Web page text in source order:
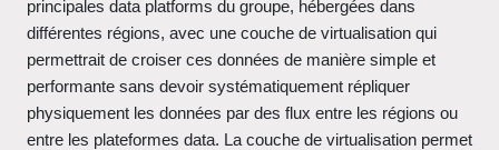
principales data platforms du groupe, hébergées dans
différentes régions, avec une couche de virtualisation qui
permettrait de croiser ces données de manière simple et
performante sans devoir systématiquement répliquer
physiquement les données par des flux entre les régions ou
entre les plateformes data. La couche de virtualisation permet